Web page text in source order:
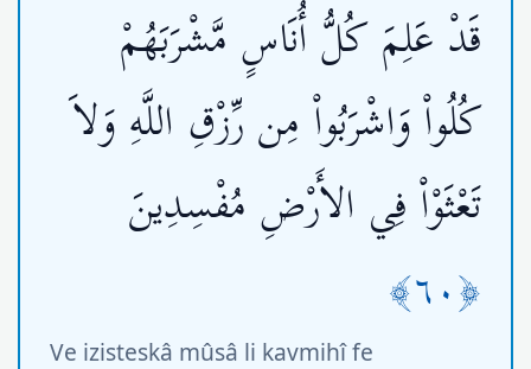
قَدْ عَلِمَ كُلُّ أُنَاسٍ مَّشْرَبَهُمْ
كُلُواْ وَاشْرَبُواْ مِن رِّزْقِ اللَّهِ وَلاَ
تَعْثَوْاْ فِي الأَرْضِ مُفْسِدِينَ
﴿٦٠﴾
Ve izisteskâ mûsâ li kavmihî fe